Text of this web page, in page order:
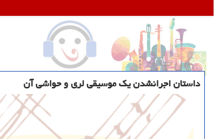
داستان اجرانشدن یک موسیقی لری و حواشی آن